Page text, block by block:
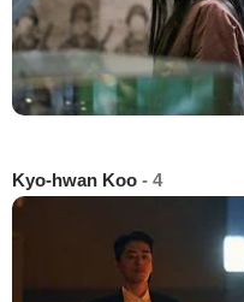
Kyo-hwan Koo - 4